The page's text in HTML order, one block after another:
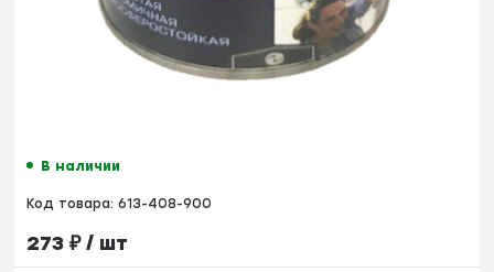
В наличии
Код товара: 613-408-900
273 ₽/ шт